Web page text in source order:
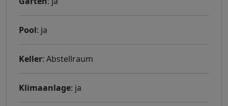
Pool: ja
Keller: Abstellraum
Klimaanlage: ja